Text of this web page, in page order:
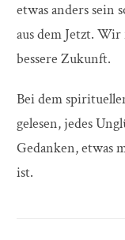
etwas anders sein
aus dem Jetzt.
bessere Zukunft.
Bei dem
gelesen, jedes
Gedanken, etwas
ist.